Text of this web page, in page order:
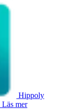
Hippoly
Läs mer